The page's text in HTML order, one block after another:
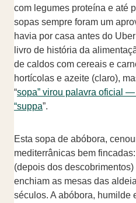
com legumes proteína e até
sopas sempre foram um
havia por casa antes do
livro de história da
de caldos com cereais e
hortícolas e azeite (claro),
“sopa” virou palavra oficial
“suppa”.
Esta sopa de abóbora,
mediterrânicas bem
(depois dos
enchiam as mesas das
séculos. A abóbora, humilde